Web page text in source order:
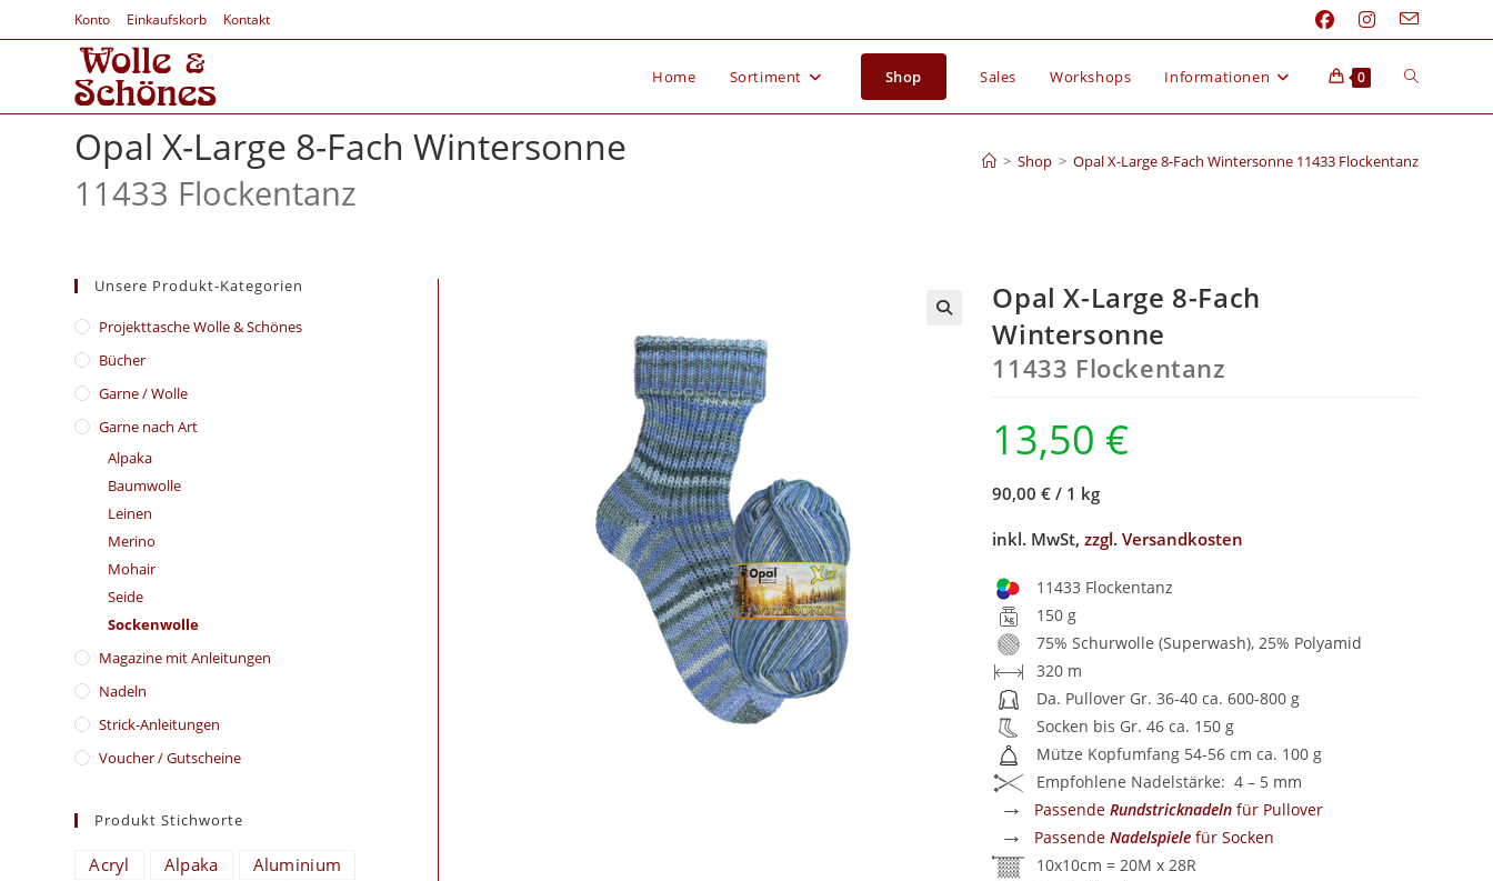
Konto Einkaufskorb Kontakt
Home Sortiment Shop Sales Workshops Informationen 0
Opal X-Large 8-Fach Wintersonne
11433 Flockentanz
> Shop > Opal X-Large 8-Fach Wintersonne 11433 Flockentanz
Opal X-Large 8-Fach
Wintersonne
11433 Flockentanz
13,50 €
90,00 € / 1 kg
inkl. MwSt,zzgl. Versandkosten
11433 Flockentanz
150 g
75% Schurwolle (Superwash), 25% Polyamid
320 m
Da. Pullover Gr. 36-40 ca. 600-800 g
Socken bis Gr. 46 ca. 150 g
Mütze Kopfumfang 54-56 cm ca. 100 g
Empfohlene Nadelstärke: 4 – 5 mm
→ PassendeRundstricknadeln für Pullover
→ PassendeNadelspiele für Socken
10x10cm = 20M x 28R
Unsere Produkt-Kategorien
​Projekttasche Wolle & Schönes
Bücher
Garne / Wolle
Garne nach Art
Alpaka
Baumwolle
Leinen
Merino
Mohair
Seide
Sockenwolle
Magazine mit Anleitungen
Nadeln
Strick-Anleitungen
Voucher / Gutscheine
Produkt Stichworte
Acryl Alpaka
Aluminium